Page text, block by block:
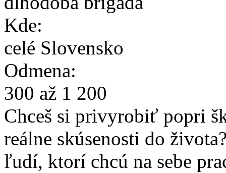
Kde:
celé Slovensko
Odmena:
300 až 1 200
Chceš si privyrobiť popri
reálne skúsenosti do
ľudí, ktorí chcú na sebe